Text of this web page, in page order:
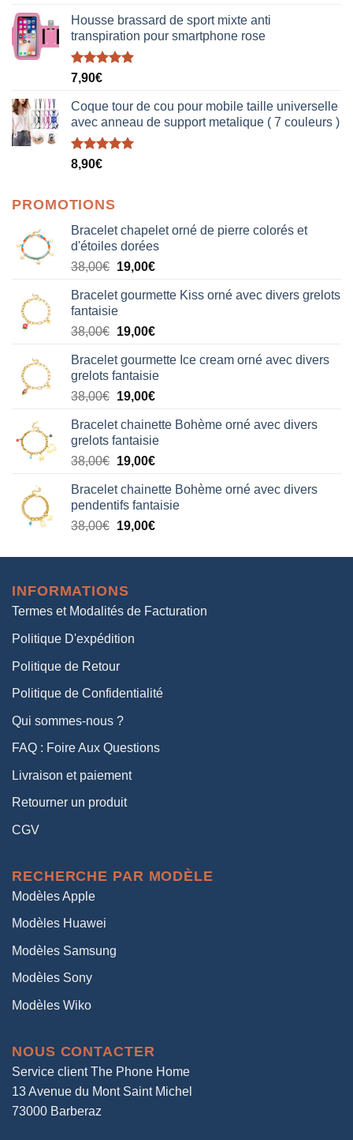
Housse brassard de sport mixte anti
transpiration pour smartphone rose
Note5.00
7,90€
Coque tour de cou pour mobile taille universelle
avec anneau de support metalique ( 7 couleurs )
Note5.00
8,90€
PROMOTIONS
Bracelet chapelet orné de pierre colorés et
d'étoiles dorées
38,00€ Le
initial
était :
38,00€.
19,00€Le
actuel
19,00€.
Bracelet gourmette Kiss orné avec divers grelots
fantaisie
38,00€ Le
initial
était :
38,00€.
19,00€Le
actuel
est :
19,00€.
Bracelet gourmette Ice cream orné avec divers
grelots fantaisie
38,00€ Le
initial
était :
38,00€.
19,00€Le
actuel
est :
19,00€.
Bracelet chainette Bohème orné avec divers
grelots fantaisie
38,00€ Le
initial
était :
38,00€.
19,00€Le
actuel
est :
19,00€.
Bracelet chainette Bohème orné avec divers
pendentifs fantaisie
38,00€ Le
initial
38,00€.
19,00€Le
actuel
INFORMATIONS
Termes et Modalités de Facturation
Politique D'expédition
Politique de Retour
Politique de Confidentialité
Qui sommes-nous ?
FAQ : Foire Aux Questions
Livraison et paiement
Retourner un produit
CGV
RECHERCHE PAR MODÈLE
Modèles Apple
Modèles Huawei
Modèles Samsung
Modèles Sony
Modèles Wiko
NOUS CONTACTER
Service client The Phone Home
13 Avenue du Mont Saint Michel
73000 Barberaz